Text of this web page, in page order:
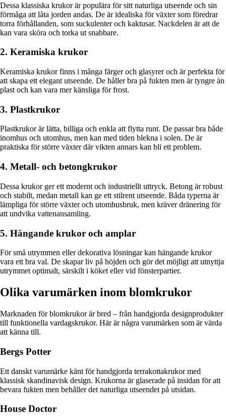
Dessa klassiska krukor är populära för sitt naturliga utseende och sin
förmåga att låta jorden andas. De är idealiska för växter som föredrar
torra förhållanden, som suckulenter och kaktusar. Nackdelen är att de
kan vara sköra och torka ut snabbare.
2. Keramiska krukor
Keramiska krukor finns i många färger och glasyrer och är perfekta för
att skapa ett elegant utseende. De håller bra på fukten men är tyngre än
plast och kan vara mer känsliga för frost.
3. Plastkrukor
Plastkrukor är lätta, billiga och enkla att flytta runt. De passar bra både
inomhus och utomhus, men kan med tiden blekna i solen. De är
praktiska för större växter där vikten annars kan bli ett problem.
4. Metall- och betongkrukor
Dessa krukor ger ett modernt och industriellt uttryck. Betong är robust
och stabilt, medan metall kan ge ett stilrent utseende. Båda typerna är
lämpliga för större växter och utomhusbruk, men kräver dränering för
att undvika vattenansamling.
5. Hängande krukor och amplar
För små utrymmen eller dekorativa lösningar kan hängande krukor
vara ett bra val. De skapar liv på höjden och gör det möjligt att utnyttja
utrymmet optimalt, särskilt i köket eller vid fönsterpartier.
Olika varumärken inom blomkrukor
Marknaden för blomkrukor är bred – från handgjorda designprodukter
till funktionella vardagskrukor. Här är några varumärken som är värda
att känna till.
Bergs Potter
Ett danskt varumärke känt för handgjorda terrakottakrukor med
klassisk skandinavisk design. Krukorna är glaserade på insidan för att
bevara fukten men behåller det naturliga utseendet på utsidan.
House Doctor